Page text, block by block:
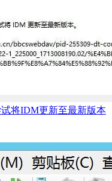
将IDM更新至最新版本